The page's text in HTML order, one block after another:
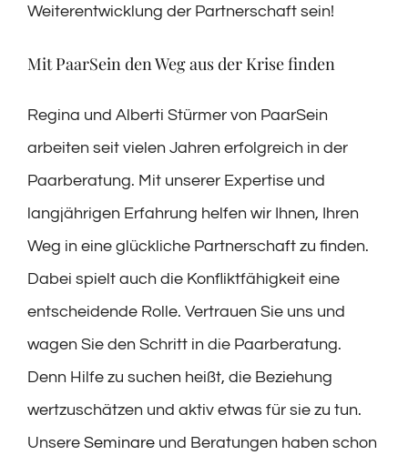
Weiterentwicklung der Partnerschaft sein!
Mit PaarSein den Weg aus der Krise finden
Regina und Alberti Stürmer von PaarSein
arbeiten seit vielen Jahren erfolgreich in der
Paarberatung. Mit unserer Expertise und
langjährigen Erfahrung helfen wir Ihnen, Ihren
Weg in eine glückliche Partnerschaft zu finden.
Dabei spielt auch die Konfliktfähigkeit eine
entscheidende Rolle. Vertrauen Sie uns und
wagen Sie den Schritt in die Paarberatung.
Denn Hilfe zu suchen heißt, die Beziehung
wertzuschätzen und aktiv etwas für sie zu tun.
Unsere Seminare und Beratungen haben schon